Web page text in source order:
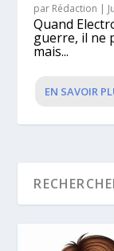
par Rédaction
Quand
guerre, il ne
mais...
EN SAVOIR